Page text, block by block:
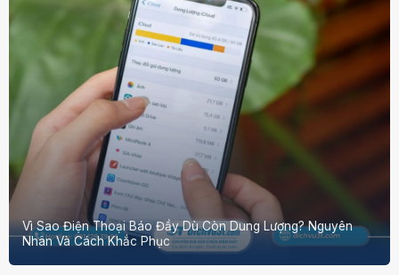
Vì Sao Điện Thoại Báo Đầy Dù Còn Dung Lượng? Nguyên
Nhân Và Cách Khắc Phục